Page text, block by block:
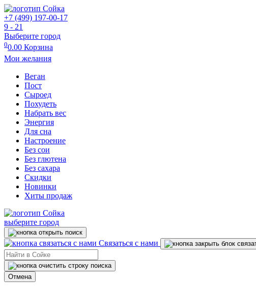
+7 (499) 197-00-17
9 - 21
Выберите город
00.00 Корзина
Мои желания
Веган
Пост
Сыроед
Похудеть
Набрать вес
Энергия
Для сна
Настроение
Без сои
Без глютена
Без сахара
Скидки
Новинки
Хиты продаж
выберите город
Связаться с нами
Отмена